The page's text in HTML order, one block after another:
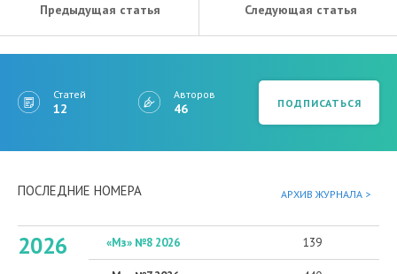
Предыдущая статья Следующая статья
Статей
12
Авторов
46 ПОДПИСАТЬСЯ
ПОСЛЕДНИЕ НОМЕРА АРХИВ ЖУРНАЛА >
2026 «Мз» №8 2026 139